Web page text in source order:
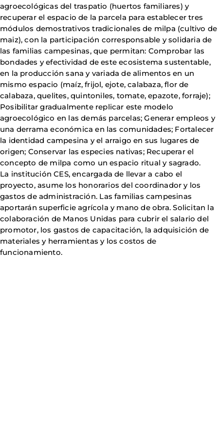
agroecológicas del traspatio (huertos familiares) y
recuperar el espacio de la parcela para establecer tres
módulos demostrativos tradicionales de milpa (cultivo de
maiz), con la participación corresponsable y solidaria de
las familias campesinas, que permitan: Comprobar las
bondades y efectividad de este ecosistema sustentable,
en la producción sana y variada de alimentos en un
mismo espacio (maíz, frijol, ejote, calabaza, flor de
calabaza, quelites, quintoniles, tomate, epazote, forraje);
Posibilitar gradualmente replicar este modelo
agroecológico en las demás parcelas; Generar empleos y
una derrama económica en las comunidades; Fortalecer
la identidad campesina y el arraigo en sus lugares de
origen; Conservar las especies nativas; Recuperar el
concepto de milpa como un espacio ritual y sagrado.
La institución CES, encargada de llevar a cabo el
proyecto, asume los honorarios del coordinador y los
gastos de administración. Las familias campesinas
aportarán superficie agrícola y mano de obra. Solicitan la
colaboración de Manos Unidas para cubrir el salario del
promotor, los gastos de capacitación, la adquisición de
materiales y herramientas y los costos de
funcionamiento.